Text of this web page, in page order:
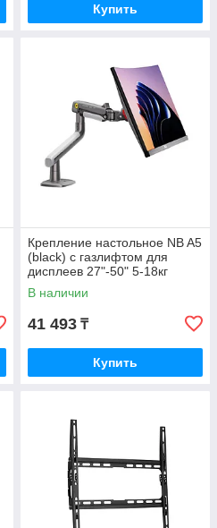
Купить
Крепление настольное NB A5
(black) с газлифтом для
дисплеев 27"-50" 5-18кг
VESA: 75-100 черное
В наличии
41 493 ₸
Купить